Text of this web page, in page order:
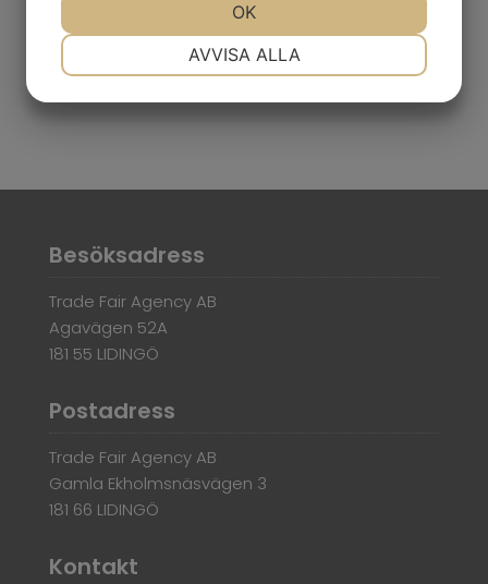
Besöksadress
Trade Fair Agency AB
Agavägen 52A
181 55 LIDINGÖ
Postadress
Trade Fair Agency AB
Gamla Ekholmsnäsvägen 3
181 66 LIDINGÖ
Kontakt
AVVISA ALLA
OK